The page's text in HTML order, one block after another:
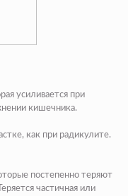
усиливается при
кишечника.
как при радикулите.
постепенно теряют
частичная или